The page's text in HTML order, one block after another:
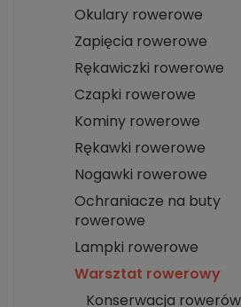
Okulary rowerowe
Zapięcia rowerowe
Rękawiczki rowerowe
Czapki rowerowe
Kominy rowerowe
Rękawki rowerowe
Nogawki rowerowe
Ochraniacze na buty
rowerowe
Lampki rowerowe
Warsztat rowerowy
Konserwacja rowerów